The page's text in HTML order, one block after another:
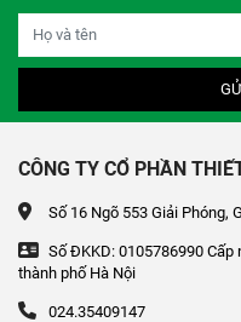
CÔNG TY CỔ PHẦN
Số 16 Ngõ 553 Giải Phóng,
Số ĐKKD: 0105786990
thành phố Hà Nội
024.35409147